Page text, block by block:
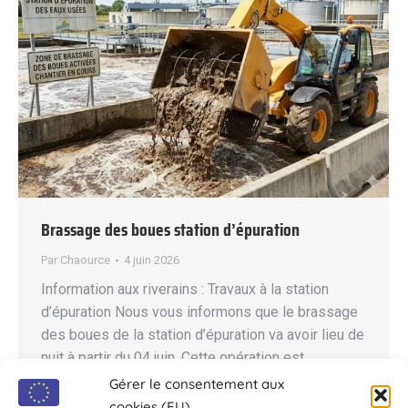
Gérer le consentement aux
Brassage des boues station d’épuration
Par Chaource 4 juin 2026
Information aux riverains : Travaux à la station
d’épuration Nous vous informons que le brassage
des boues de la station d’épuration va avoir lieu de
nuit à partir du 04 juin. Cette opération est
susceptible de générer des nuisances odorantes.
Par ailleurs, l’épandage est programmé pour le 09